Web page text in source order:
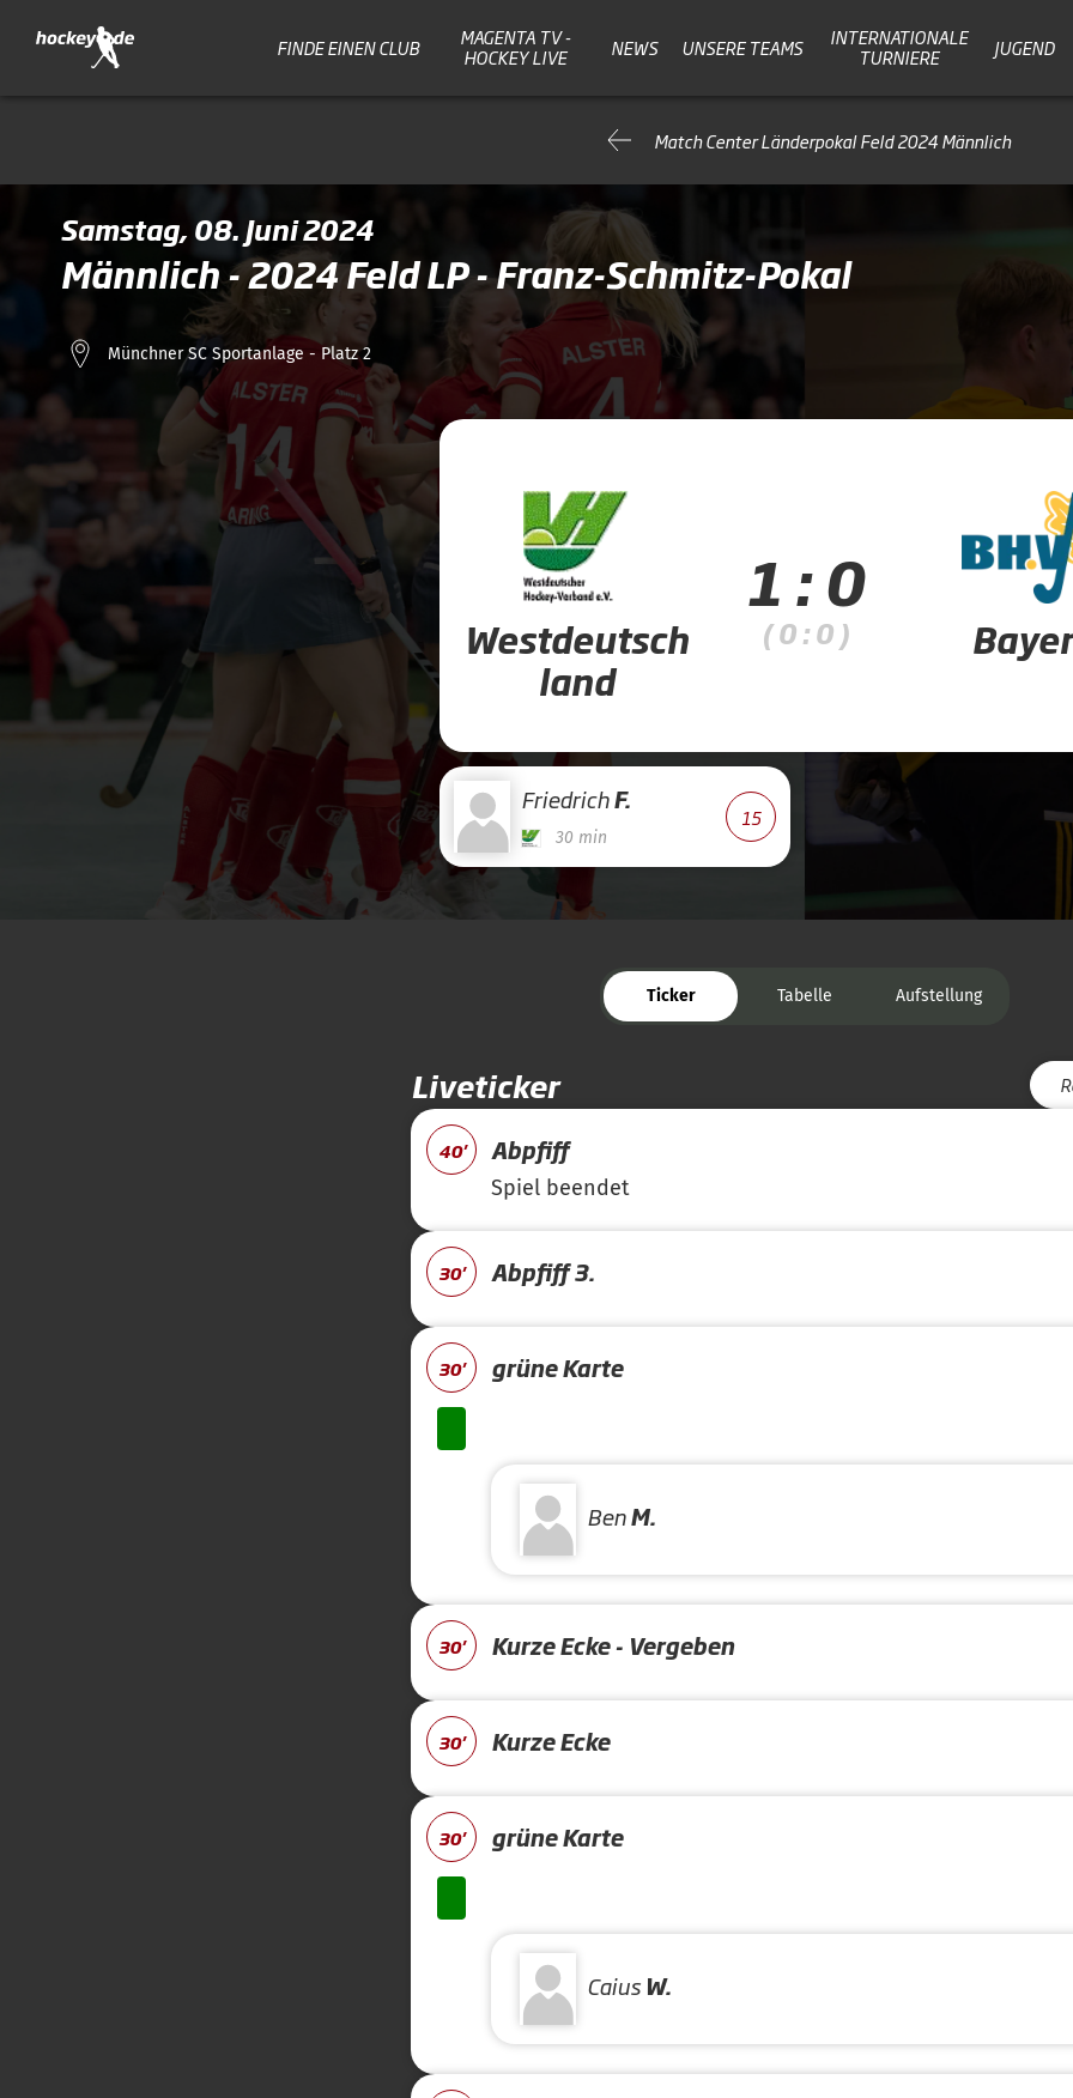
FINDE EINEN CLUB
MAGENTA TV -
HOCKEY LIVE
NEWS UNSERE TEAMS
INTERNATIONALE
TURNIERE
JUGEND
Match Center Länderpokal Feld 2024 Männlich
Samstag, 08. Juni 2024
Männlich - 2024 Feld LP - Franz-Schmitz-Pokal
Münchner SC Sportanlage - Platz 2
Westdeutsch
land
1 : 0
( 0 : 0 )
FriedrichF.
30 min
15
Ticker Tabelle Aufstellung
Liveticker
40' Abpfiff
Spiel beendet
30' Abpfiff 3.
30' grüne Karte
BenM.
30' Kurze Ecke - Vergeben
30' Kurze Ecke
30' grüne Karte
Caius W.